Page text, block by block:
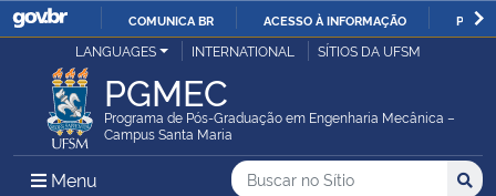
IR
O
COMUNICA BR ACESSO À INFORMAÇÃO
Ministério da Justiça e Segurança Pública
Ministério da Defesa
LANGUAGES INTERNATIONAL SÍTIOS DA UFSM
PGMEC
Programa de Pós-Graduação em Engenharia Mecânica –
Campus Santa Maria
Menu Menu Principal do Sítio
Busca
Buscar no no Sítio
Busca: